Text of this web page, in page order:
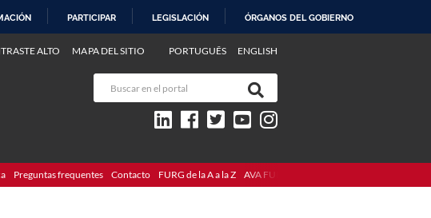
PARTICIPAR LEGISLACIÓN ÓRGANOS DEL GOBIERNO
PORTUGUÊS ENGLISH
ALTO MAPA DEL SITIO
Preguntas frequentes Contacto FURG de la A a la Z AVA FURG